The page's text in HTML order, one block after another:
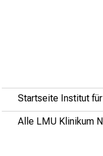
Startseite Institut
Alle LMU Klinikum